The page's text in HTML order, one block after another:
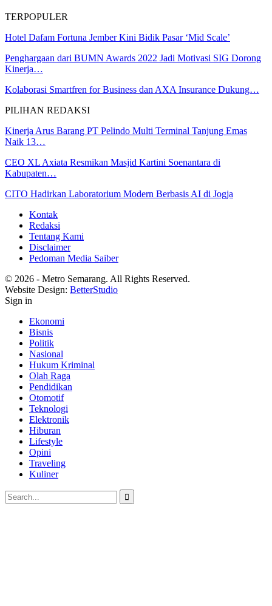
TERPOPULER
Hotel Dafam Fortuna Jember Kini Bidik Pasar ‘Mid Scale’
Penghargaan dari BUMN Awards 2022 Jadi Motivasi SIG Dorong
Kinerja…
Kolaborasi Smartfren for Business dan AXA Insurance Dukung…
PILIHAN REDAKSI
Kinerja Arus Barang PT Pelindo Multi Terminal Tanjung Emas
Naik 13…
CEO XL Axiata Resmikan Masjid Kartini Soenantara di
Kabupaten…
CITO Hadirkan Laboratorium Modern Berbasis AI di Jogja
Kontak
Redaksi
Tentang Kami
Disclaimer
Pedoman Media Saiber
© 2026 - Metro Semarang. All Rights Reserved.
Website Design: BetterStudio
Sign in
Ekonomi
Bisnis
Politik
Nasional
Hukum Kriminal
Olah Raga
Pendidikan
Otomotif
Teknologi
Elektronik
Hiburan
Lifestyle
Opini
Traveling
Kuliner